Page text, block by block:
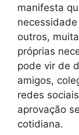
manifesta
outros,
próprias
pode vir de
amigos,
redes
aprovação
cotidiana.